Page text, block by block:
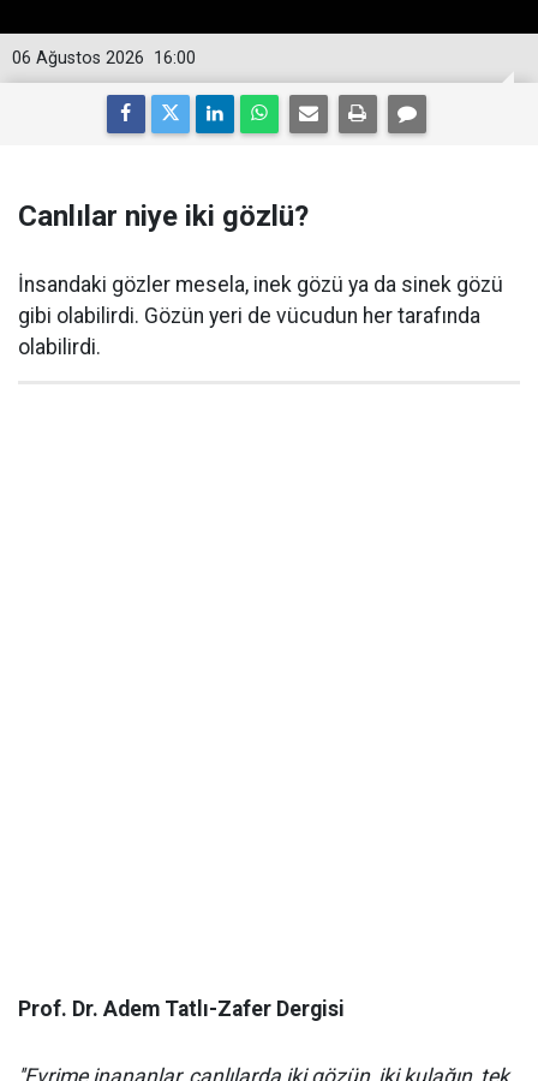
16:00
06 Ağustos 2026
Canlılar niye iki gözlü?
İnsandaki gözler mesela, inek gözü ya da sinek gözü
gibi olabilirdi. Gözün yeri de vücudun her tarafında
olabilirdi.
Prof. Dr. Adem Tatlı-Zafer Dergisi
''Evrime inananlar, canlılarda iki gözün, iki kulağın, tek